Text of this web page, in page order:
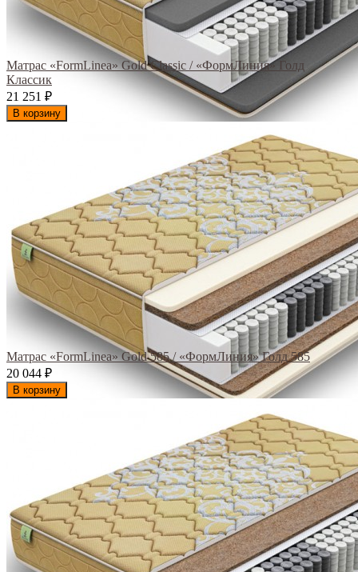
Матрас «FormLinea» Gold Classic / «ФормЛиния» Голд
Классик
21 251
₽
В корзину
Матрас «FormLinea» Gold 585 / «ФормЛиния» Голд 585
20 044 ₽
В корзину